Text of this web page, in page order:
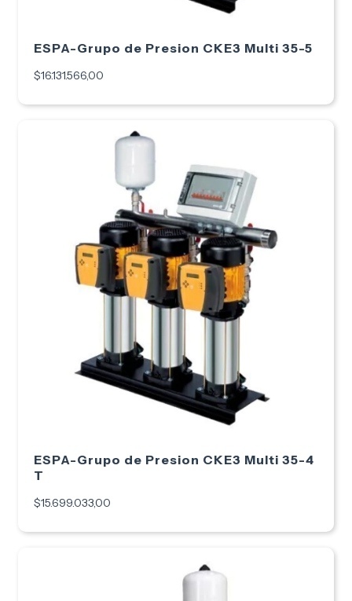
ESPA-Grupo de Presion CKE3 Multi 35-5
$16.131.566,00
ESPA-Grupo de Presion CKE3 Multi 35-4
T
$15.699.033,00